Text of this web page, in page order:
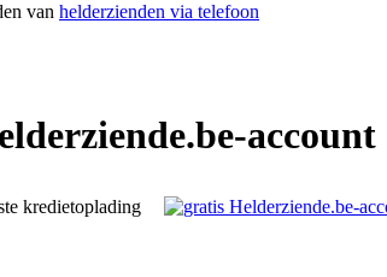
van helderzienden via telefoon
account
kredietoplading